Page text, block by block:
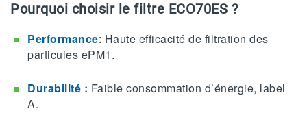
Pourquoi choisir le filtre ECO70ES ?
Performance: Haute efficacité de filtration des
particules ePM1.
Durabilité : Faible consommation d’énergie, label
A.